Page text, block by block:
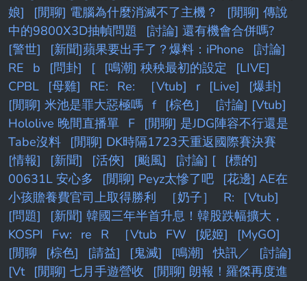
娘]
[閒聊] 電腦為什麼消滅不了主機？
[閒聊] 傳說
中的9800X3D抽幀問題
[討論] 還有機會合併嗎?
[警世]
[新聞]蘋果要出手了？爆料：iPhone
[討論]
RE
b [問卦] [ [鳴潮] 秧秧最初的設定
[LIVE]
CPBL
[母雞] RE: Re: ［Vtub] r [Live]
[爆卦]
[閒聊] 米池是罪大惡極嗎 f [棕色］
[討論] [Vtub]
Hololive 晚間直播單 F
[閒聊] 是JDG陣容不行還是
Tabe沒料
[閒聊] DK時隔1723天重返國際賽決賽
[情報]
[新聞] [活俠] [颱風] [討論] [
[標的]
00631L 安心多
[閒聊] Peyz太慘了吧
[花邊] AE在
小孩贍養費官司上取得勝利
［奶子］ R:
[Vtub]
[問題]
[新聞] 韓國三年半首升息！韓股跌幅擴大，
KOSPI
Fw: re R ［Vtub FW [妮姬]
[MyGO]
[閒聊
[棕色] [請益] [鬼滅] [鳴潮] 快訊／
[討論]
[Vt
[閒聊] 七月手遊營收
[閒聊] 朗報！羅傑再度進